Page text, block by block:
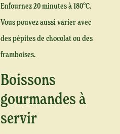
Enfournez 20 minutes à 180°C.
Vous pouvez aussi varier avec
des pépites de chocolat ou des
framboises.
Boissons
gourmandes à
servir